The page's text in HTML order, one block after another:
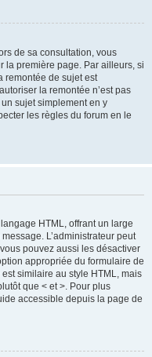
de sa consultation, vous
la première page. Par ailleurs, si
remontée de sujet est
la remontée n’est pas
sujet simplement en y
les règles du forum en le
HTML, offrant un large
L’administrateur peut
pouvez aussi les désactiver
appropriée du formulaire de
similaire au style HTML, mais
que < et >. Pour plus
accessible depuis la page de